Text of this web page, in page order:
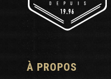
À PROPOS